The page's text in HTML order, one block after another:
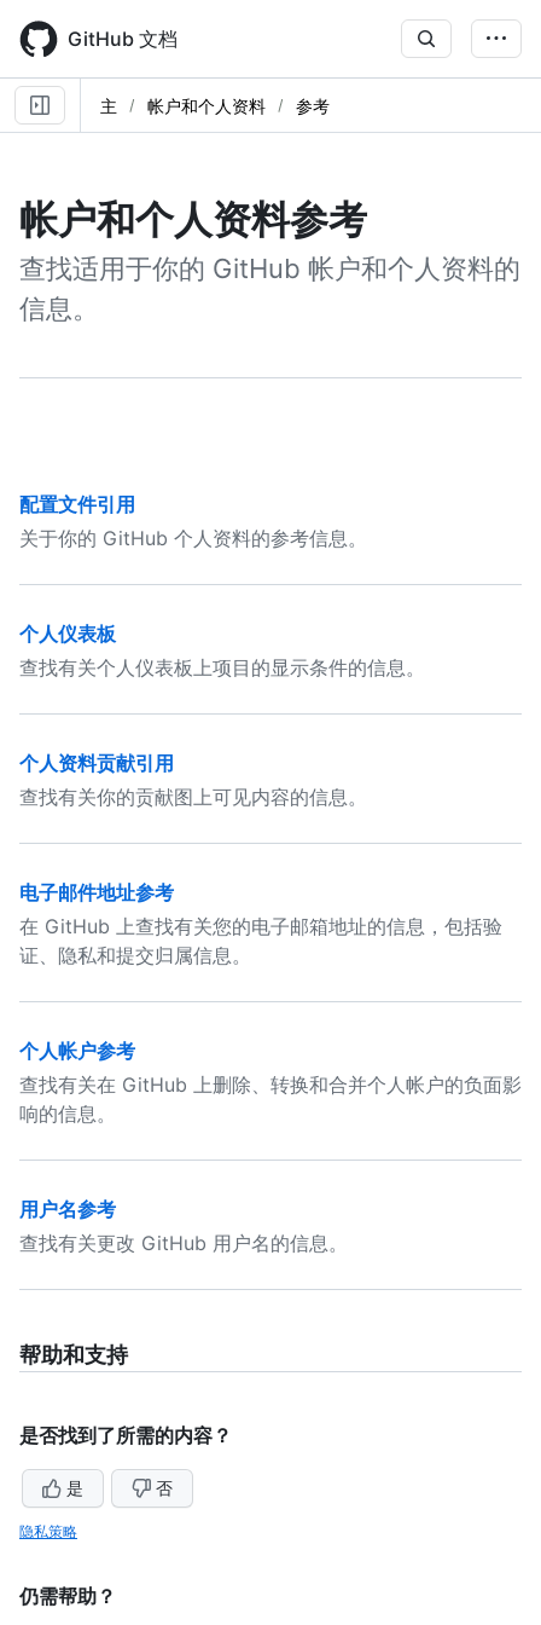
main
content
GitHub 文档
主 帐户和个人资料 参考
帐户和个人资料参考
查找适用于你的 GitHub 帐户和个人资料的
信息。
配置文件引用
关于你的 GitHub 个人资料的参考信息。
个人仪表板
查找有关个人仪表板上项目的显示条件的信息。
个人资料贡献引用
查找有关你的贡献图上可见内容的信息。
电子邮件地址参考
在 GitHub 上查找有关您的电子邮箱地址的信息，包括验
证、隐私和提交归属信息。
个人帐户参考
查找有关在 GitHub 上删除、转换和合并个人帐户的负面影
响的信息。
用户名参考
查找有关更改 GitHub 用户名的信息。
帮助和支持
是否找到了所需的内容？
是 否
隐私策略
仍需帮助？